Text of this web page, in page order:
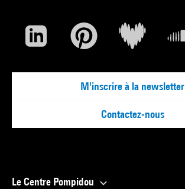
M'inscrire à la newsletter
Contactez-nous
Le Centre Pompidou